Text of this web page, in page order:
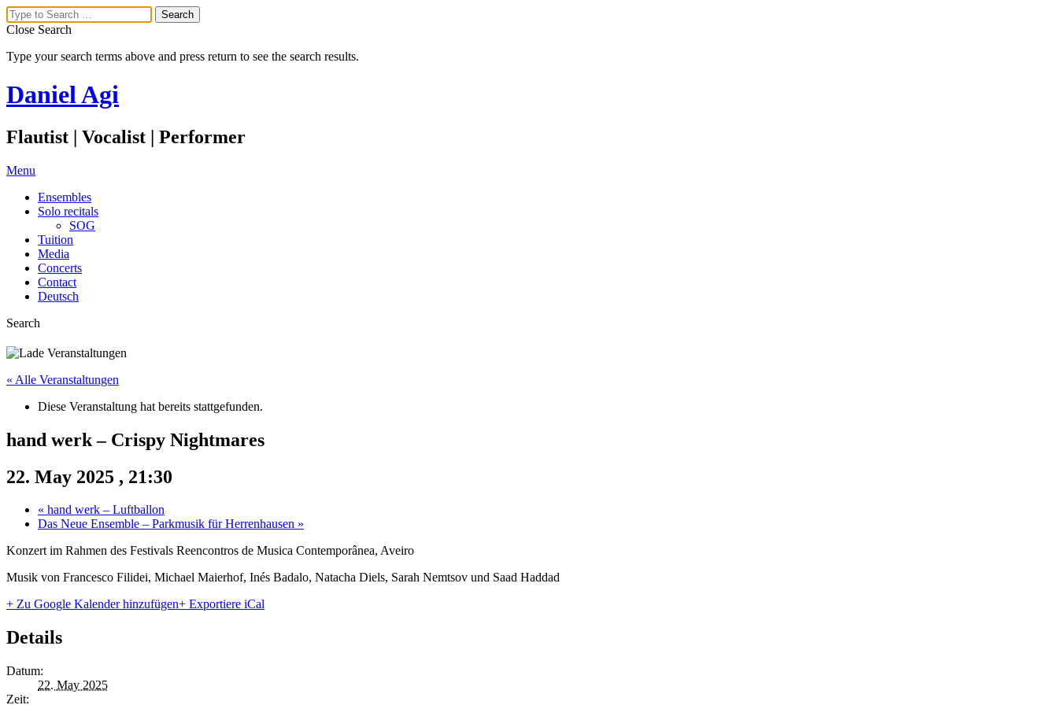
Close Search
Type your search terms above and press return to see the search results.
Daniel Agi
Flautist | Vocalist | Performer
Menu
Ensembles
Solo recitals
SOG
Tuition
Media
Concerts
Contact
Deutsch
Search
« Alle Veranstaltungen
Diese Veranstaltung hat bereits stattgefunden.
hand werk – Crispy Nightmares
22. May 2025 , 21:30
« hand werk – Luftballon
Das Neue Ensemble – Parkmusik für Herrenhausen »
Konzert im Rahmen des Festivals Reencontros de Musica Contemporânea, Aveiro
Musik von Francesco Filidei, Michael Maierhof, Inés Badalo, Natacha Diels, Sarah Nemtsov und Saad Haddad
+ Zu Google Kalender hinzufügen+ Exportiere iCal
Details
Datum:
22. May 2025
Zeit: